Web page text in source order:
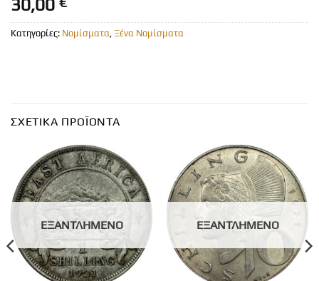
30,00
Κατηγορίες: Νομίσματα, Ξένα Νομίσματα
ΣΧΕΤΙΚΆ ΠΡΟΪΌΝΤΑ
ΕΞΑΝΤΛΗΜΈΝΟ ΕΞΑΝΤΛΗΜΈΝΟ